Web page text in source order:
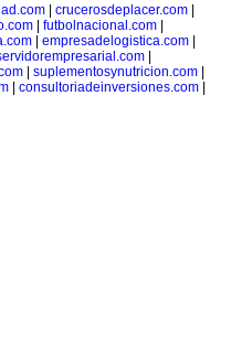
crucerosdeplacer.com
| futbolnacional.com|
empresadelogistica.com
| suplementosynutricion.com|
consultoriadeinversiones.com